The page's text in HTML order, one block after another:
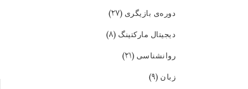
دوره‌ی بازیگری (۲۷)
دیجیتال مارکتینگ (۸)
روانشناسی (۲۱)
زبان (۹)